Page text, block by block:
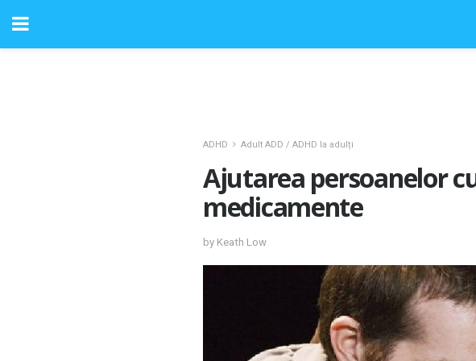
ADHD Adult ADD / ADHD la adulți
Ajutarea persoanelor
medicamente
by Keath Low